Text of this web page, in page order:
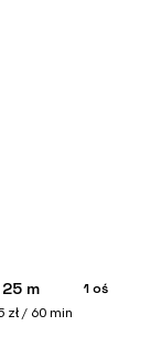
25 m
zł / 60 min
1 oś